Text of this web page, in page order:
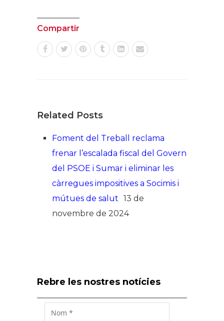
Compartir
Related Posts
Foment del Treball reclama
frenar l’escalada fiscal del Govern
del PSOE i Sumar i eliminar les
càrregues impositives a Socimis i
mútues de salut 13 de
novembre de 2024
Rebre les nostres notícies